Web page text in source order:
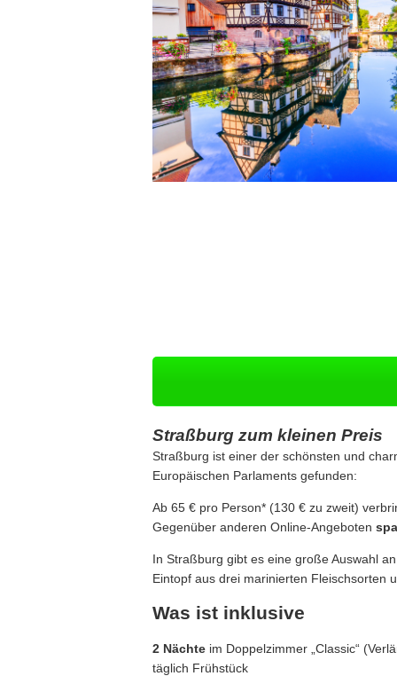
Straßburg zum kleinen Preis
Straßburg ist einer der schönsten und
Europäischen Parlaments gefunden:
Ab 65 € pro Person* (130 € zu zweit)
Gegenüber anderen Online-Angeboten
In Straßburg gibt es eine große Auswahl
Eintopf aus drei marinierten Fleischsorten
Was ist inklusive
2 Nächte im Doppelzimmer „Classic“
täglich Frühstück